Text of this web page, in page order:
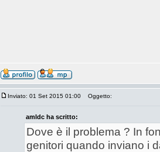
Inviato: 01 Set 2015 01:00 Oggetto:
amldc ha scritto:
Dove è il problema ? In
genitori quando inviano i